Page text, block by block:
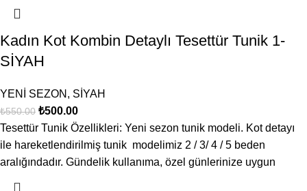
Kadın Kot Kombin Detaylı Tesettür Tunik 1-
SİYAH
YENİ SEZON , SİYAH
₺550.00 ₺500.00
Tesettür Tunik Özellikleri: Yeni sezon tunik modeli. Kot detayı
ile hareketlendirilmiş tunik modelimiz 2 / 3/ 4 / 5 beden
aralığındadır. Gündelik kullanıma, özel günlerinize uygun